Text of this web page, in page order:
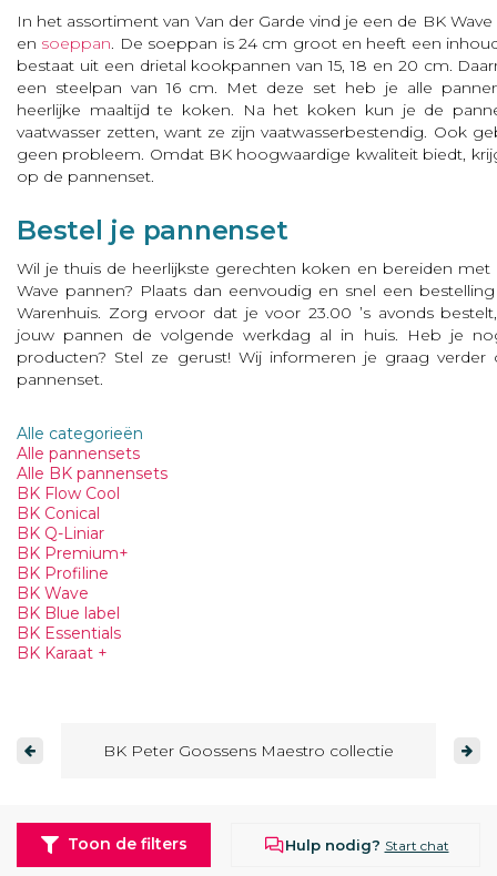
In het assortiment van Van der Garde vind je een de BK
en soeppan . De soeppan is 24 cm groot en heeft een
bestaat uit een drietal kookpannen van 15, 18 en 20 cm.
een steelpan van 16 cm. Met deze set heb je alle
heerlijke maaltijd te koken. Na het koken kun je de
vaatwasser zetten, want ze zijn vaatwasserbestendig. Ook
geen probleem. Omdat BK hoogwaardige kwaliteit biedt,
op de pannenset.
Bestel je pannenset
Wil je thuis de heerlijkste gerechten koken en bereiden met
Wave pannen? Plaats dan eenvoudig en snel een
Warenhuis. Zorg ervoor dat je voor 23.00 ’s avonds
jouw pannen de volgende werkdag al in huis. Heb je
producten? Stel ze gerust! Wij informeren je graag verder
pannenset.
Alle categorieën
Alle pannensets
Alle BK pannensets
BK Flow Cool
BK Conical
BK Q-Liniar
BK Premium+
BK Profiline
BK Wave
BK Blue label
BK Essentials
BK Karaat +
BK Peter Goossens Maestro collectie
Hulp nodig? Start chat
Toon de filters